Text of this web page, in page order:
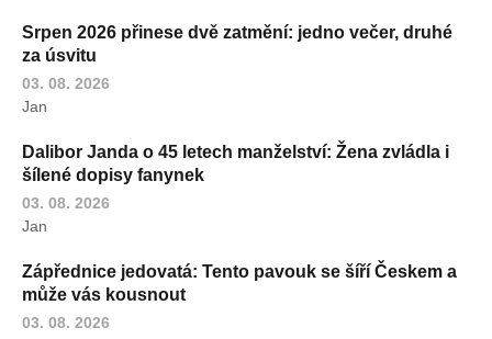
Srpen 2026 přinese dvě zatmění: jedno večer, druhé
za úsvitu
03. 08. 2026
Jan
Dalibor Janda o 45 letech manželství: Žena zvládla i
šílené dopisy fanynek
03. 08. 2026
Jan
Zápřednice jedovatá: Tento pavouk se šíří Českem a
může vás kousnout
03. 08. 2026